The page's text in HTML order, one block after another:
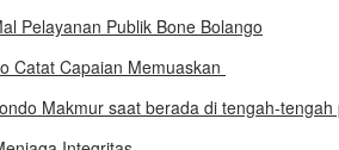
Catat Capaian Memuaskan